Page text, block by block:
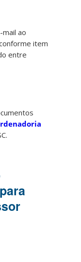
ao
item
entre